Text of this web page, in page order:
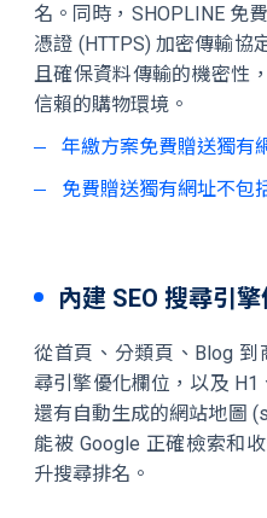
名。同時，SHOPLINE 免
憑證 (HTTPS) 加密傳輸協
且確保資料傳輸的機密性
信賴的購物環境。
年繳方案免費贈送獨有
免費贈送獨有網址不包
內建 SEO 搜尋引
從首頁、分類頁、Blog 到
尋引擎優化欄位，以及 H1
還有自動生成的網站地圖
能被 Google 正確檢索和
升搜尋排名。